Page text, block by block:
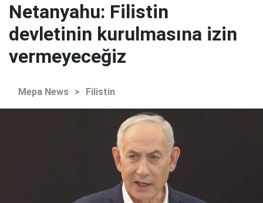
Netanyahu: Filistin
devletinin kurulmasına izin
vermeyeceğiz
Mepa News > Filistin